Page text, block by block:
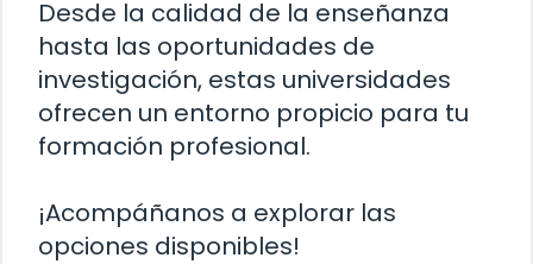
Desde la calidad de la enseñanza
hasta las oportunidades de
investigación, estas universidades
ofrecen un entorno propicio para tu
formación profesional.
¡Acompáñanos a explorar las
opciones disponibles!